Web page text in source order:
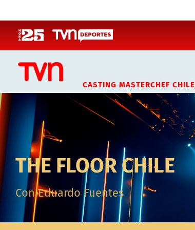
CASTING MASTERCHEF CHILE
THE FLOOR CHILE
Con Eduardo Fuentes